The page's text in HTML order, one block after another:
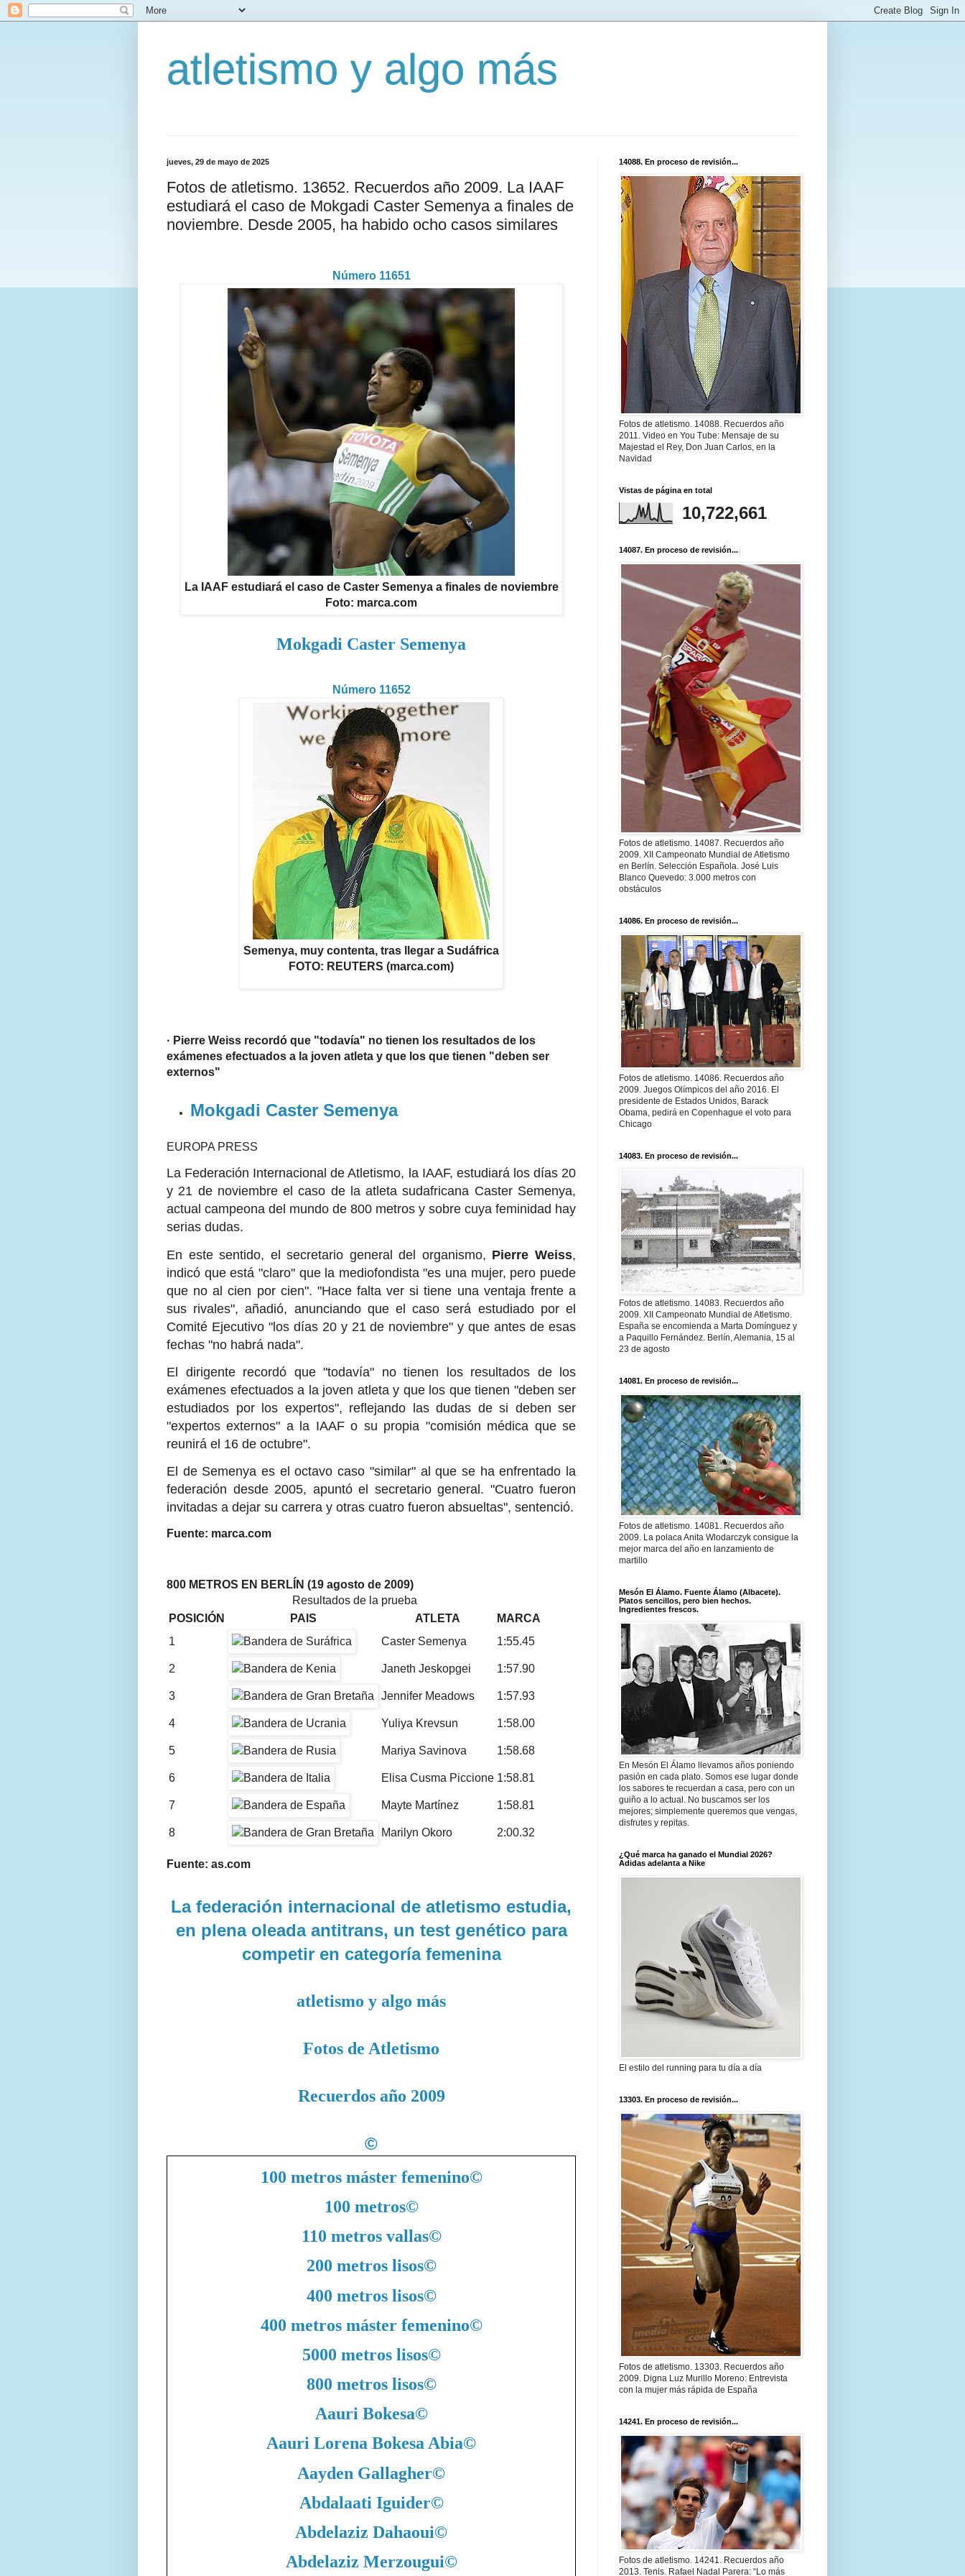
atletismo y algo más
jueves, 29 de mayo de 2025
Fotos de atletismo. 13652. Recuerdos año 2009. La IAAF
estudiará el caso de Mokgadi Caster Semenya a finales de
noviembre. Desde 2005, ha habido ocho casos similares
Número 11651
La IAAF estudiará el caso de Caster Semenya a finales de noviembre
Foto: marca.com
Mokgadi Caster Semenya
Número 11652
Semenya, muy contenta, tras llegar a Sudáfrica
FOTO: REUTERS (marca.com)
· Pierre Weiss recordó que "todavía" no tienen los resultados de los
exámenes efectuados a la joven atleta y que los que tienen "deben ser
externos"
Mokgadi Caster Semenya
EUROPA PRESS
La Federación Internacional de Atletismo, la IAAF, estudiará los días 20
y 21 de noviembre el caso de la atleta sudafricana Caster Semenya,
actual campeona del mundo de 800 metros y sobre cuya feminidad hay
serias dudas.
En este sentido, el secretario general del organismo, Pierre Weiss,
indicó que está "claro" que la mediofondista "es una mujer, pero puede
que no al cien por cien". "Hace falta ver si tiene una ventaja frente a
sus rivales", añadió, anunciando que el caso será estudiado por el
Comité Ejecutivo "los días 20 y 21 de noviembre" y que antes de esas
fechas "no habrá nada".
El dirigente recordó que "todavía" no tienen los resultados de los
exámenes efectuados a la joven atleta y que los que tienen "deben ser
estudiados por los expertos", reflejando las dudas de si deben ser
"expertos externos" a la IAAF o su propia "comisión médica que se
reunirá el 16 de octubre".
El de Semenya es el octavo caso "similar" al que se ha enfrentado la
federación desde 2005, apuntó el secretario general. "Cuatro fueron
invitadas a dejar su carrera y otras cuatro fueron absueltas", sentenció.
Fuente: marca.com
800 METROS EN BERLÍN (19 agosto de 2009)
Resultados de la prueba
POSICIÓN
PAIS ATLETA
MARCA
1
Caster Semenya 1:55.45
2 Janeth Jeskopgei 1:57.90
3 Jennifer Meadows 1:57.93
4 Yuliya Krevsun 1:58.00
5 Mariya Savinova 1:58.68
6 Elisa Cusma Piccione 1:58.81
7 Mayte Martínez 1:58.81
8 Marilyn Okoro 2:00.32
Fuente: as.com
La federación internacional de atletismo estudia,
en plena oleada antitrans, un test genético para
competir en categoría femenina
atletismo y algo más
Fotos de Atletismo
Recuerdos año 2009
©
100 metros máster femenino©
100 metros©
110 metros vallas©
200 metros lisos©
400 metros lisos©
400 metros máster femenino©
5000 metros lisos©
800 metros lisos©
Aauri Bokesa©
Aauri Lorena Bokesa Abia©
Aayden Gallagher©
Abdalaati Iguider©
Abdelaziz Dahaoui©
Abdelaziz Merzougui©
14088. En proceso de revisión...
Fotos de atletismo. 14088. Recuerdos año
2011. Video en You Tube: Mensaje de su
Majestad el Rey, Don Juan Carlos, en la
Navidad
Vistas de página en total
10,722,661
14087. En proceso de revisión...
Fotos de atletismo. 14087. Recuerdos año
2009. XII Campeonato Mundial de Atletismo
en Berlín. Selección Española. José Luis
Blanco Quevedo: 3.000 metros con
obstáculos
14086. En proceso de revisión...
Fotos de atletismo. 14086. Recuerdos año
2009. Juegos Olímpicos del año 2016. El
presidente de Estados Unidos, Barack
Obama, pedirá en Copenhague el voto para
Chicago
14083. En proceso de revisión...
Fotos de atletismo. 14083. Recuerdos año
2009. XII Campeonato Mundial de Atletismo.
España se encomienda a Marta Domínguez y
a Paquillo Fernández. Berlín, Alemania, 15 al
23 de agosto
14081. En proceso de revisión...
Fotos de atletismo. 14081. Recuerdos año
2009. La polaca Anita Wlodarczyk consigue la
mejor marca del año en lanzamiento de
martillo
Mesón El Álamo. Fuente Álamo (Albacete).
Platos sencillos, pero bien hechos.
Ingredientes frescos.
En Mesón El Álamo llevamos años poniendo
pasión en cada plato. Somos ese lugar donde
los sabores te recuerdan a casa, pero con un
guiño a lo actual. No buscamos ser los
mejores; simplemente queremos que vengas,
disfrutes y repitas.
¿Qué marca ha ganado el Mundial 2026?
Adidas adelanta a Nike
El estilo del running para tu día a día
13303. En proceso de revisión...
Fotos de atletismo. 13303. Recuerdos año
2009. Digna Luz Murillo Moreno: Entrevista
con la mujer más rápida de España
14241. En proceso de revisión...
Fotos de atletismo. 14241. Recuerdos año
2013. Tenis. Rafael Nadal Parera: “Lo más